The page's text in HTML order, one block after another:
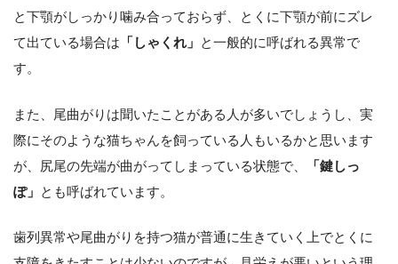
と下顎がしっかり噛み合っておらず、とくに下顎が前にズレ
て出ている場合は 「しゃくれ」 と一般的に呼ばれる異常で
す。
また、尾曲がりは聞いたことがある人が多いでしょうし、実
際にそのような猫ちゃんを飼っている人もいるかと思います
が、尻尾の先端が曲がってしまっている状態で、
「鍵しっ
ぽ」 とも呼ばれています。
歯列異常や尾曲がりを持つ猫が普通に生きていく上でとくに